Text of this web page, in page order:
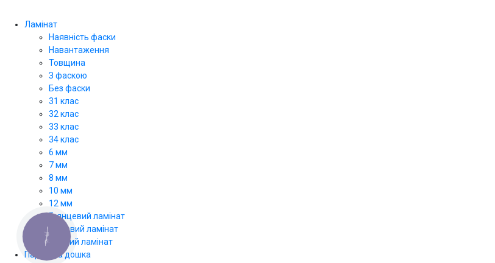
Ламінат
Наявність фаски
Навантаження
Товщина
З фаскою
Без фаски
31 клас
32 клас
33 клас
34 клас
6 мм
7 мм
8 мм
10 мм
12 мм
Глянцевий ламінат
Матовий ламінат
Світлий ламінат
Паркетна дошка
КНОПКА
ЗВ'ЯЗКУ